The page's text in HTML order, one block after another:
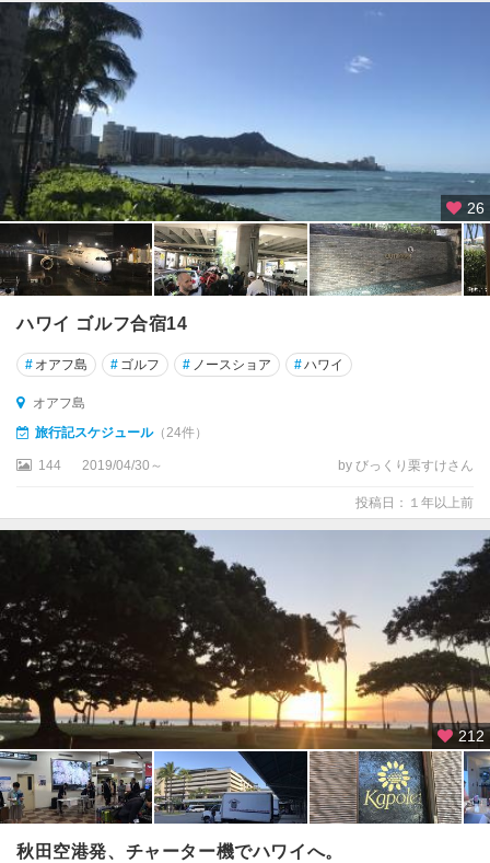
26
ハワイ ゴルフ合宿14
# オアフ島 # ゴルフ # ノースショア #ハワイ
オアフ島
旅行記スケジュール（24件）
144 2019/04/30～ by びっくり栗すけさん
投稿日：１年以上前
212
秋田空港発、チャーター機でハワイへ。